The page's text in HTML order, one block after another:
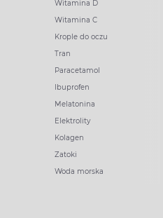
Witamina D
Witamina C
Krople do oczu
Tran
Paracetamol
Ibuprofen
Melatonina
Elektrolity
Kolagen
Zatoki
Woda morska